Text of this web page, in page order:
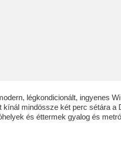
légkondicionált, ingyenes
kínál mindössze két perc sétára a
és éttermek gyalog és